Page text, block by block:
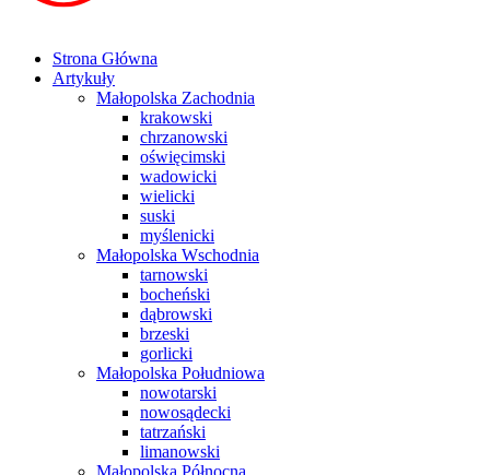
Strona Główna
Artykuły
Małopolska Zachodnia
krakowski
chrzanowski
oświęcimski
wadowicki
wielicki
suski
myślenicki
Małopolska Wschodnia
tarnowski
bocheński
dąbrowski
brzeski
gorlicki
Małopolska Południowa
nowotarski
nowosądecki
tatrzański
limanowski